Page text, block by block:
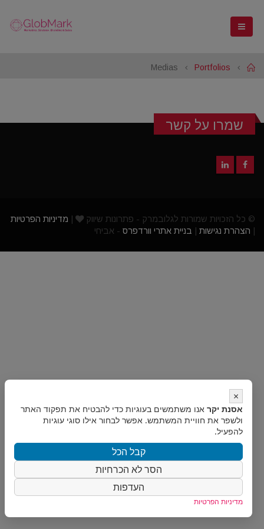
Home
Portfolios
Medias
שמרו על קשר
© כל הזכויות שמורות לגלובמרק - פתרונות שיווק
מדיניות הפרטיות
הצהרת נגישות בניית אתרי וורדפרס - אביחי
×
אסנת יקר אנו משתמשים בעוגיות כדי להבטיח את תפקוד האתר
ולשפר את חוויית המשתמש. אפשר לבחור אילו סוגי עוגיות
להפעיל.
קבל הכל
הסר לא הכרחיות
העדפות
מדיניות הפרטיות